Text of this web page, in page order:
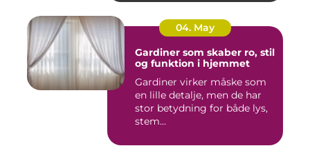
04. May
Gardiner som skaber ro, stil
og funktion i hjemmet
Gardiner virker måske som
en lille detalje, men de har
stor betydning for både lys,
stem...